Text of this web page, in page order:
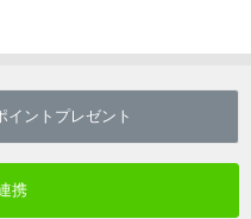
イントプレゼント
携